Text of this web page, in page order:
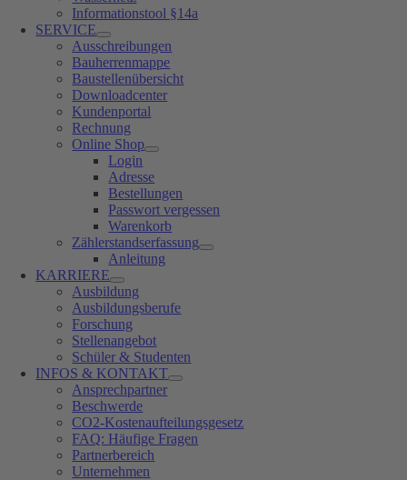
Informationstool §14a
SERVICE
Ausschreibungen
Bauherrenmappe
Baustellenübersicht
Downloadcenter
Kundenportal
Rechnung
Online Shop
Login
Adresse
Bestellungen
Passwort vergessen
Warenkorb
Zählerstandserfassung
Anleitung
KARRIERE
Ausbildung
Ausbildungsberufe
Forschung
Stellenangebot
Schüler & Studenten
INFOS & KONTAKT
Ansprechpartner
Beschwerde
CO2-Kostenaufteilungsgesetz
FAQ: Häufige Fragen
Partnerbereich
Unternehmen